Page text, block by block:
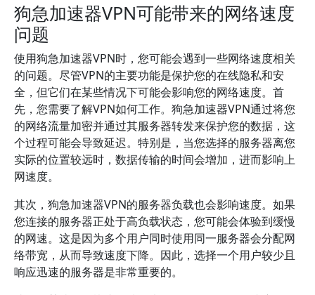
狗急加速器VPN可能带来的网络速度
问题
使用狗急加速器VPN时，您可能会遇到一些网络速度相关
的问题。尽管VPN的主要功能是保护您的在线隐私和安
全，但它们在某些情况下可能会影响您的网络速度。首
先，您需要了解VPN如何工作。狗急加速器VPN通过将您
的网络流量加密并通过其服务器转发来保护您的数据，这
个过程可能会导致延迟。特别是，当您选择的服务器离您
实际的位置较远时，数据传输的时间会增加，进而影响上
网速度。
其次，狗急加速器VPN的服务器负载也会影响速度。如果
您连接的服务器正处于高负载状态，您可能会体验到缓慢
的网速。这是因为多个用户同时使用同一服务器会分配网
络带宽，从而导致速度下降。因此，选择一个用户较少且
响应迅速的服务器是非常重要的。